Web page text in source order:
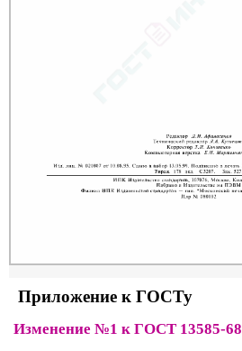
Приложение к ГОСТу
Изменение №1 к ГОСТ 13585-68